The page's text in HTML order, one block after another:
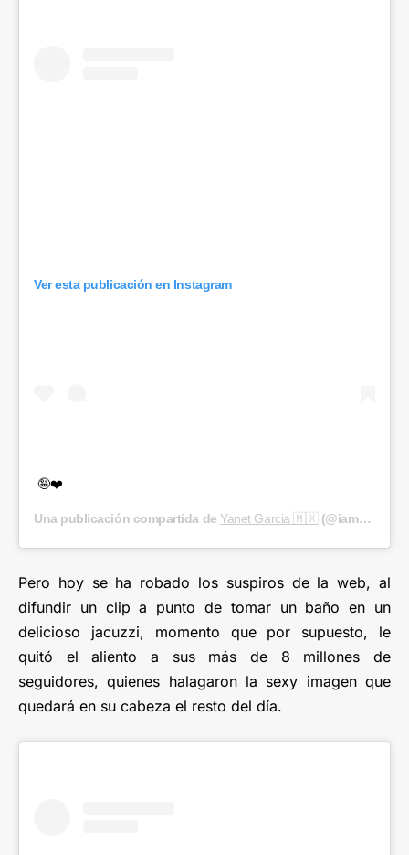
Ver esta publicación en Instagram
🤪❤️
Una publicación compartida de Yanet Garcia 🇲🇽(@iamyanetgarcia) el
Pero hoy se ha robado los suspiros de la web, al
difundir un clip a punto de tomar un baño en un
delicioso jacuzzi, momento que por supuesto, le
quitó el aliento a sus más de 8 millones de
seguidores, quienes halagaron la sexy imagen que
quedará en su cabeza el resto del día.